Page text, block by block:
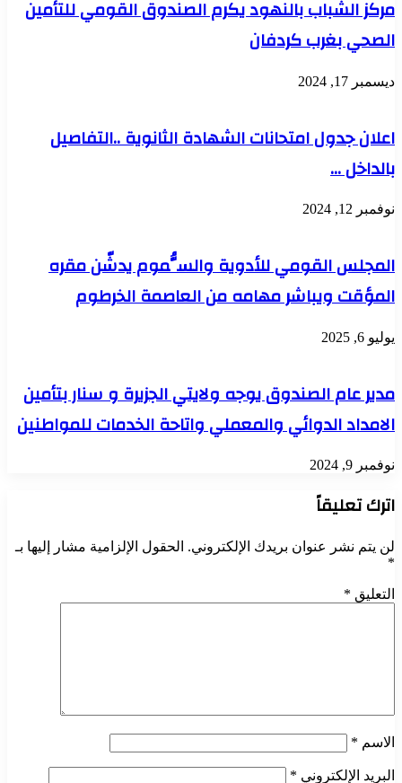
مركز الشباب بالنهود يكرم الصندوق القومي للتأمين
الصحي بغرب كردفان
ديسمبر 17, 2024
اعلان جدول امتحانات الشهادة الثانوية ..التفاصيل
بالداخل …
نوفمبر 12, 2024
المجلس القومي للأدوية والسُّموم يدشّن مقره
المؤقت ويباشر مهامه من العاصمة الخرطوم
يوليو 6, 2025
مدير عام الصندوق يوجه ولايتي الجزيرة و سنار بتأمين
الامداد الدوائي والمعملي واتاحة الخدمات للمواطنين
نوفمبر 9, 2024
اترك تعليقاً
لن يتم نشر عنوان بريدك الإلكتروني. الحقول الإلزامية مشار إليها بـ
*
التعليق *
الاسم *
البريد الإلكتروني *